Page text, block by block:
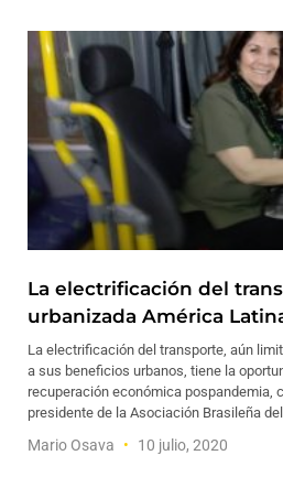
La electrificación del
urbanizada América
La electrificación del transporte, aún
a sus beneficios urbanos, tiene la
recuperación económica pospandemia,
presidente de la Asociación Brasileña
Mario Osava 10 julio, 2020